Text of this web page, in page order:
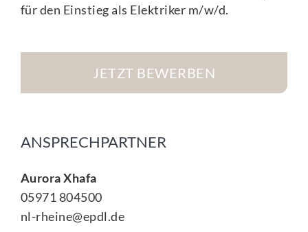
für den Einstieg als Elektriker m/w/d.
JETZT BEWERBEN
ANSPRECHPARTNER
Aurora Xhafa
05971 804500
nl-rheine@epdl.de